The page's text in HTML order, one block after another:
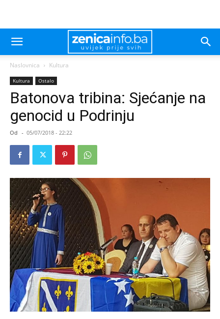
Naslovnica Kultura
Kultura Ostalo
Batonova tribina: Sjećanje na
genocid u Podrinju
Od - 05/07/2018 - 22:22